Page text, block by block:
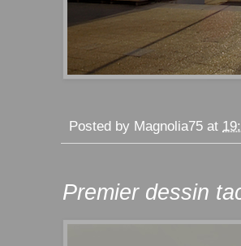
Posted by Magnolia75 at
Premier dessin